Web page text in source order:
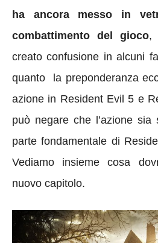
ha ancora messo in
combattimento del gioco,
creato confusione in alcuni
quanto la preponderanza
azione in Resident Evil 5 e
può negare che l’azione sia
parte fondamentale di
Vediamo insieme cosa
nuovo capitolo.